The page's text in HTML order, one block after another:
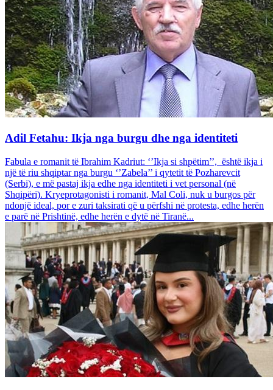
Adil Fetahu: Ikja nga burgu dhe nga identiteti
Fabula e romanit të Ibrahim Kadriut: ‘’Ikja si shpëtim’’, është ikja i
një të riu shqiptar nga burgu ‘’Zabela’’ i qytetit të Pozharevcit
(Serbi), e më pastaj ikja edhe nga identiteti i vet personal (në
Shqipëri). Kryeprotagonisti i romanit, Mal Coli, nuk u burgos për
ndonjë ideal, por e zuri taksirati që u përfshi në protesta, edhe herën
e parë në Prishtinë, edhe herën e dytë në Tiranë...